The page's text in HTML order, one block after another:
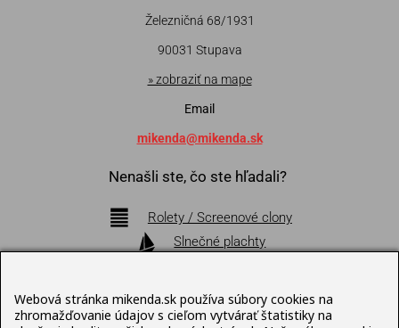
Železničná 68/1931
90031 Stupava
» zobraziť na mape
Email
mikenda@mikenda.sk
Nenašli ste, čo ste hľadali?
Rolety / Screenové clony
Slnečné plachty
Bioklimatické pergoly
Webová stránka mikenda.sk používa súbory cookies na
zhromažďovanie údajov s cieľom vytvárať štatistiky na